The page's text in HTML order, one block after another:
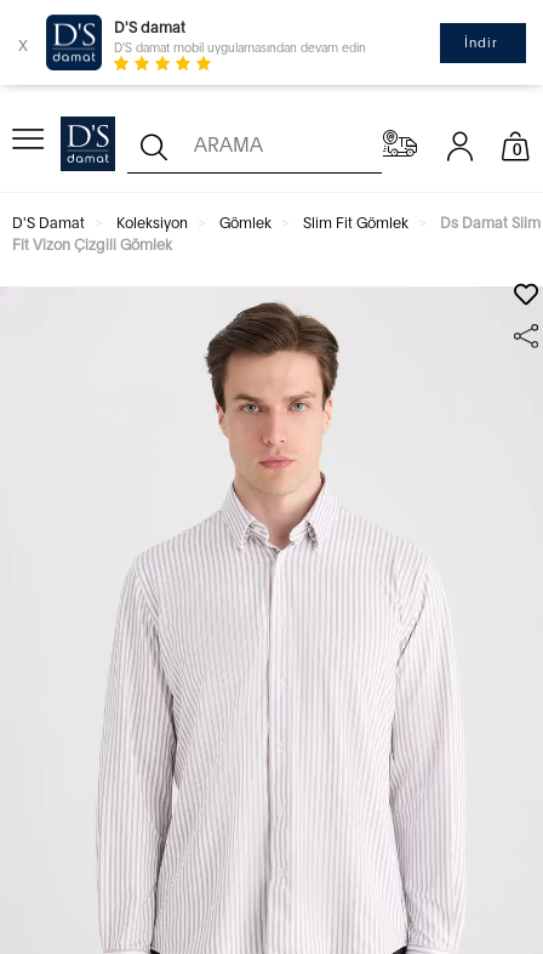
x
D'S damat
D'S damat mobil uygulamasından devam edin İndir
0
D'S Damat Koleksiyon Gömlek Slim Fit Gömlek
Ds Damat Slim
Fit Vizon Çizgili Gömlek